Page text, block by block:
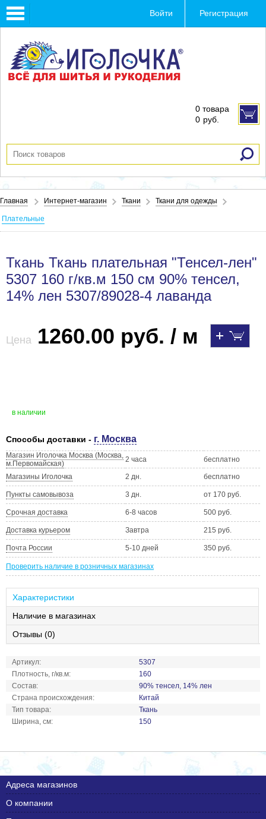
Toggle
navigation
Войти Регистрация
0 товара
0 руб.
Главная Интернет-магазин Ткани Ткани для одежды
Плательные
Ткань Ткань плательная "Тенсел-лен"
5307 160 г/кв.м 150 см 90% тенсел,
14% лен 5307/89028-4 лаванда
Цена 1260.00 руб. / м
в наличии
Способы доставки - г. Москва
Магазин Иголочка Москва (Москва,
м.Первомайская)
2 часа бесплатно
Магазины Иголочка 2 дн. бесплатно
Пункты самовывоза 3 дн. от 170 руб.
Срочная доставка 6-8 часов 500 руб.
Доставка курьером Завтра 215 руб.
Почта России 5-10 дней 350 руб.
Проверить наличие в розничных магазинах
Характеристики
Наличие в магазинах
Отзывы (0)
Артикул:
5307
Плотность, г/кв.м:
160
Состав:
90% тенсел, 14% лен
Страна происхождения:
Китай
Тип товара:
Ткань
Ширина, см:
150
Адреса магазинов
О компании